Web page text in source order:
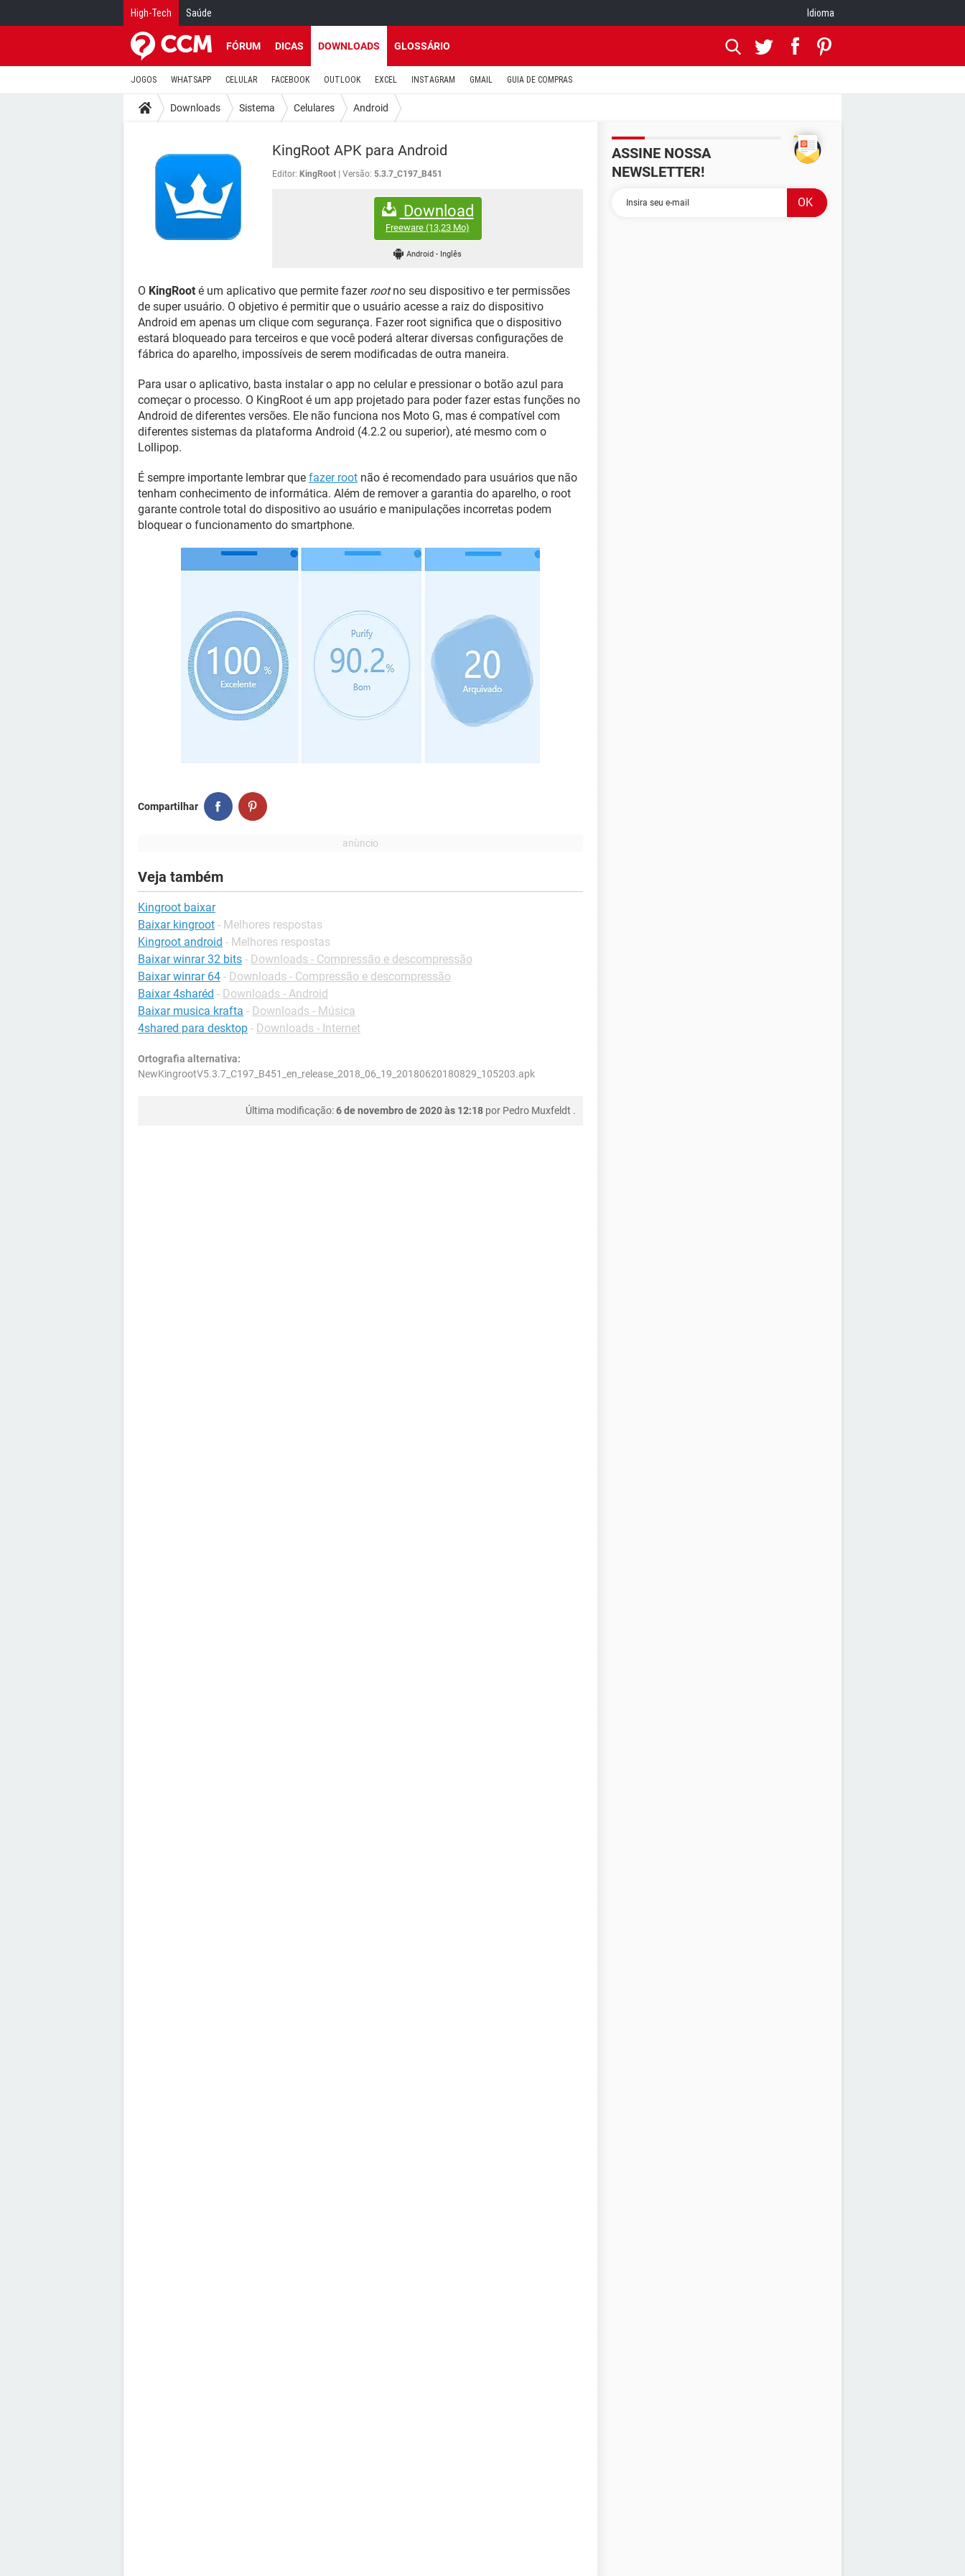
High-Tech Saúde Idioma
FÓRUM DICAS DOWNLOADS GLOSSÁRIO
JOGOS WHATSAPP CELULAR FACEBOOK OUTLOOK EXCEL INSTAGRAM GMAIL GUIA DE COMPRAS
Downloads Sistema Celulares Android
KingRoot APK para Android
Editor: KingRoot Versão: 5.3.7_C197_B451
Download
Freeware (13,23 Mo)
Android - Inglês
O KingRoot é um aplicativo que permite fazer rootno seu dispositivo e ter permissões
de super usuário. O objetivo é permitir que o usuário acesse a raiz do dispositivo
Android em apenas um clique com segurança. Fazer root significa que o dispositivo
estará bloqueado para terceiros e que você poderá alterar diversas configurações de
fábrica do aparelho, impossíveis de serem modificadas de outra maneira.
Para usar o aplicativo, basta instalar o app no celular e pressionar o botão azul para
começar o processo. O KingRoot é um app projetado para poder fazer estas funções no
Android de diferentes versões. Ele não funciona nos Moto G, mas é compatível com
diferentes sistemas da plataforma Android (4.2.2 ou superior), até mesmo com o
Lollipop.
É sempre importante lembrar que fazer root não é recomendado para usuários que não
tenham conhecimento de informática. Além de remover a garantia do aparelho, o root
garante controle total do dispositivo ao usuário e manipulações incorretas podem
bloquear o funcionamento do smartphone.
Compartilhar
Veja também
Kingroot baixar
Baixar kingroot - Melhores respostas
Kingroot android - Melhores respostas
Baixar winrar 32 bits - Downloads - Compressão e descompressão
Baixar winrar 64 - Downloads - Compressão e descompressão
Baixar 4sharéd - Downloads - Android
Baixar musica krafta - Downloads - Música
4shared para desktop - Downloads - Internet
Ortografia alternativa:
NewKingrootV5.3.7_C197_B451_en_release_2018_06_19_20180620180829_105203.apk
Última modificação:6 de novembro de 2020 às 12:18 por Pedro Muxfeldt .
ASSINE NOSSA
NEWSLETTER!